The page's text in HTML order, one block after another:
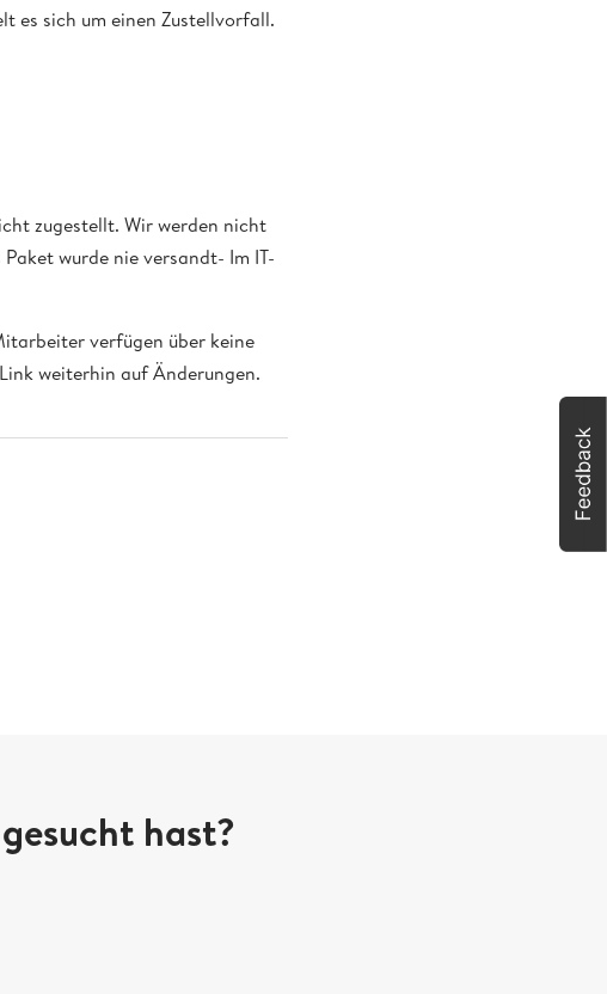
es sich um einen Zustellvorfall.
zugestellt. Wir werden nicht
wurde nie versandt- Im IT-
verfügen über keine
weiterhin auf Änderungen.
hast?